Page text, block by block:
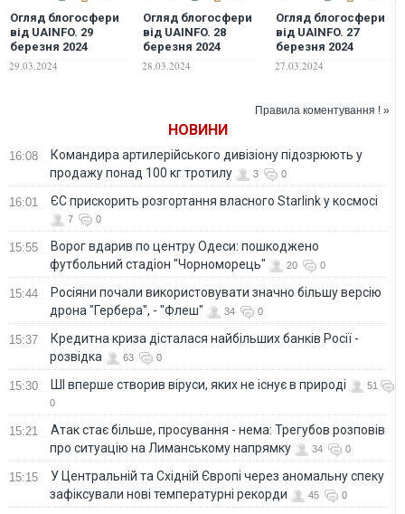
Огляд блогосфери
від UAINFO. 29
березня 2024
29.03.2024
Огляд блогосфери
від UAINFO. 28
березня 2024
28.03.2024
Огляд блогосфери
від UAINFO. 27
березня 2024
27.03.2024
Правила коментування ! »
НОВИНИ
16:08
Командира артилерійського дивізіону підозрюють у
продажу понад 100 кг тротилу
3 0
16:01 ЄС прискорить розгортання власного Starlink у космосі
7 0
15:55
Ворог вдарив по центру Одеси: пошкоджено
футбольний стадіон "Чорноморець"
20 0
15:44
Росіяни почали використовувати значно більшу версію
дрона "Гербера", - "Флеш"
34 0
15:37
Кредитна криза дісталася найбільших банків Росії -
розвідка
63 0
15:30 ШІ вперше створив віруси, яких не існує в природі
51
0
15:21
Атак стає більше, просування - нема: Трегубов розповів
про ситуацію на Лиманському напрямку
34 0
15:15
У Центральній та Східній Європі через аномальну спеку
зафіксували нові температурні рекорди
45 0